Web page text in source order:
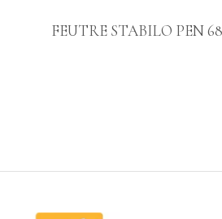
FEUTRE STABILO PEN